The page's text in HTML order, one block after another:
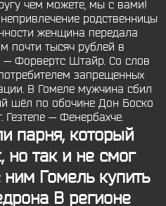
чем можете, мы с вами!
родственницы
женщина передала
почти тысяч рублей в
— Форвертс Штайр. Со слов
запрещенных
В Гомеле мужчина сбил
шёл по обочине Дон Боско
— Фенербахче.
парня, который
но так и не смог
Гомель купить
В регионе